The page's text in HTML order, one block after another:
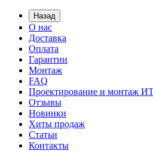
Назад
О нас
Доставка
Оплата
Гарантии
Монтаж
FAQ
Проектирование и монтаж
Отзывы
Новинки
Хиты продаж
Статьи
Контакты